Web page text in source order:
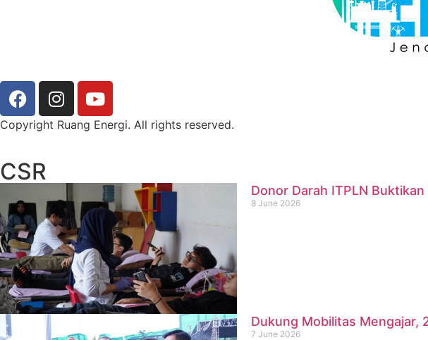
Copyright Ruang Energi. All rights reserved.
CSR
Donor Darah ITPLN
8 June 2026
Dukung Mobilitas Mengajar,
7 June 2026